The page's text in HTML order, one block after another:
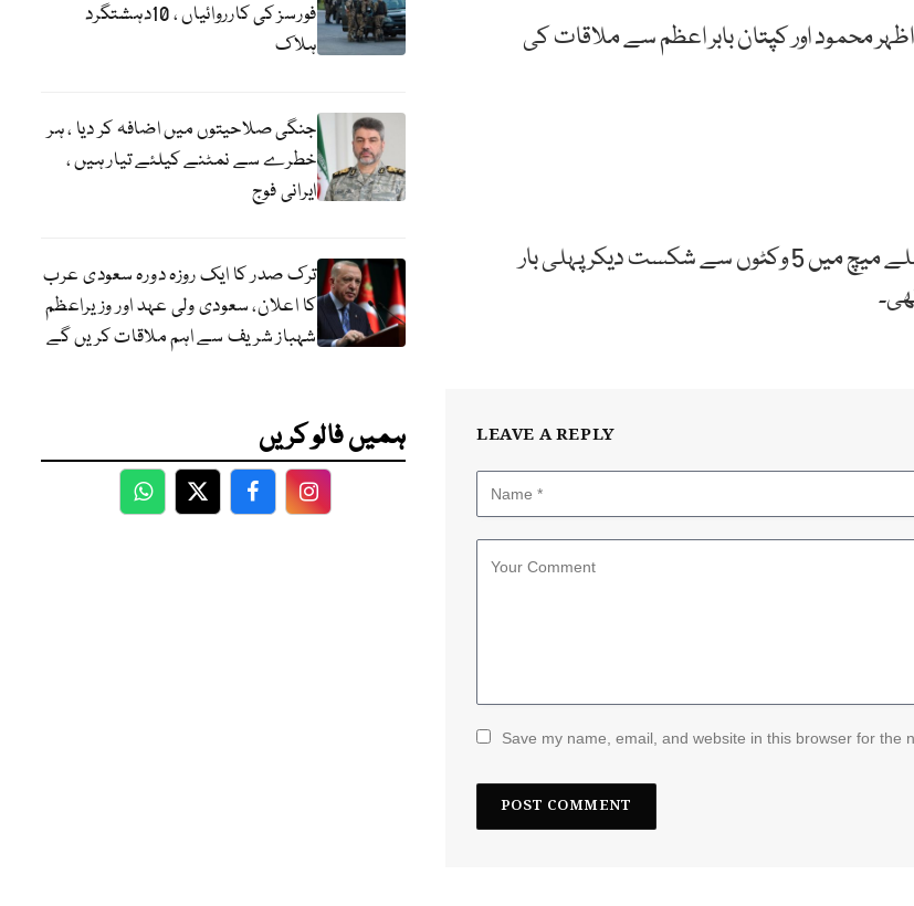
محمود اور کپتان بابر اعظم سے ملاقات کی
گزشتہ روز قومی ٹیم کو آئرلینڈ نے 3 میچوں پر مشتمل سیریز کے پہلے میچ میں 5 وکٹوں سے شکست دیکر پہلی بار
LEAVE A REPLY
Save my name, email, and website in this browser for the
فورسز کی کارروائیاں ، 10دہشتگرد
ہلاک
جنگی صلاحیتوں میں اضافہ کر دیا ، ہر
خطرے سے نمٹنے کیلئے تیار ہیں ،
ایرانی فوج
ترک صدر کا ایک روزہ دورہ سعودی عرب
کا اعلان، سعودی ولی عہد اور وزیراعظم
شہباز شریف سے اہم ملاقات کریں گے
ہمیں فالو کریں
WhatsApp
TwitterFacebookFacebook